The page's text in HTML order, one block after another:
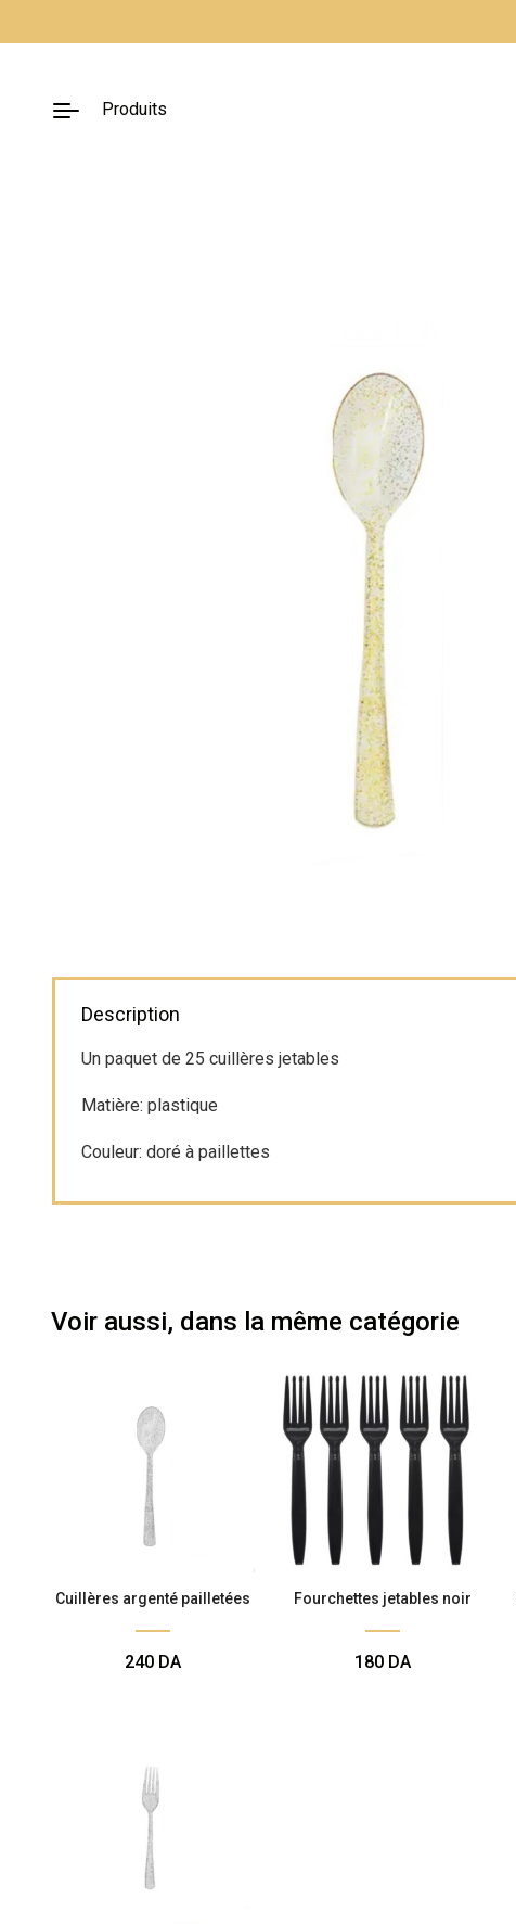
Produits
Description
Un paquet de 25 cuillères jetables
Matière: plastique
Couleur: doré à paillettes
Voir aussi, dans la même catégorie
Cuillères argenté pailletées
240 DA
Fourchettes jetables noir
180 DA